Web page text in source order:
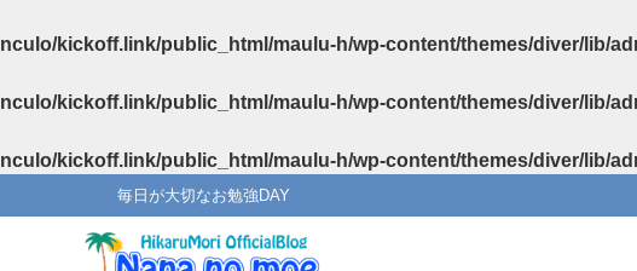
kickoff.link/public_html/maulu-h/wp-content/themes/diver/lib/
kickoff.link/public_html/maulu-h/wp-content/themes/diver/lib/
kickoff.link/public_html/maulu-h/wp-content/themes/diver/lib/
毎日が大切なお勉強DAY